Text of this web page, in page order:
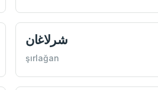
شرلاغان
şırlağan